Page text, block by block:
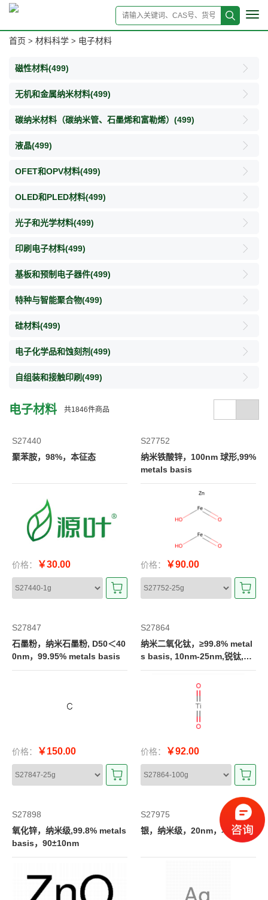
首页 > 材料科学 > 电子材料
磁性材料(499)
无机和金属纳米材料(499)
碳纳米材料（碳纳米管、石墨烯和富勒烯） (499)
液晶(499)
OFET和OPV材料(499)
OLED和PLED材料(499)
光子和光学材料(499)
印刷电子材料(499)
基板和预制电子器件(499)
特种与智能聚合物(499)
硅材料(499)
电子化学品和蚀刻剂(499)
自组装和接触印刷(499)
电子材料 共1846件商品
S27440
聚苯胺，98%，本征态
价格： ￥30.00
S27752
纳米铁酸锌，100nm 球形,99%
metals basis
价格： ￥90.00
S27847
石墨粉，纳米石墨粉, D50＜40
0nm，99.95% metals basis
价格： ￥150.00
S27864
纳米二氧化钛，≥99.8% metal
s basis, 10nm-25nm,锐钛,亲
水
价格： ￥92.00
S27898
氧化锌，纳米级,99.8% metals
basis，90±10nm
S27975
银，纳米级，20nm，>99.95%